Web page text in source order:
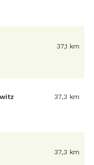
37,1 km
37,3 km
37,3 km